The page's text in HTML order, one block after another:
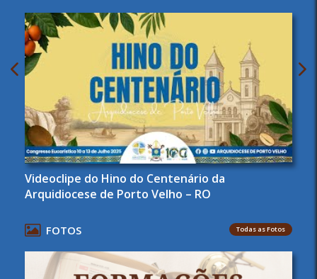
Videoclipe do Hino do Centenário da
Arquidiocese de Porto Velho – RO
FOTOS Todas as Fotos